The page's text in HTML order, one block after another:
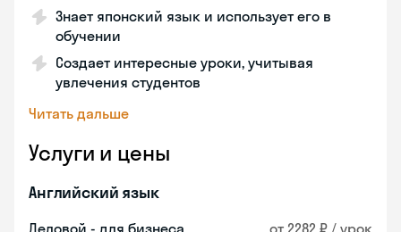
Знает японский язык и использует его в
обучении
Создает интересные уроки, учитывая
увлечения студентов
Читать дальше
Услуги и цены
Английский язык
Деловой - для бизнеса от 2282 ₽ / урок